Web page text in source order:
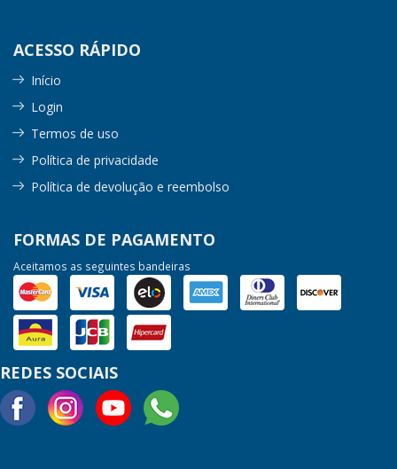
ACESSO RÁPIDO
Início
Login
Termos de uso
Política de privacidade
Política de devolução e reembolso
FORMAS DE PAGAMENTO
Aceitamos as seguintes bandeiras
REDES SOCIAIS